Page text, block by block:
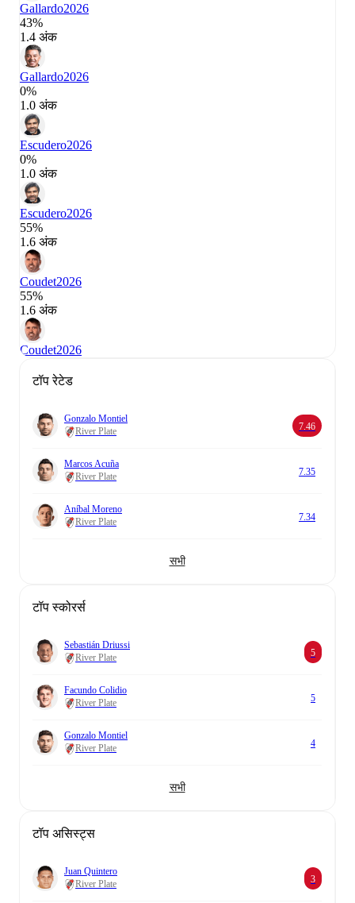
Gallardo2026
43%
1.4 अंक
Gallardo2026
0%
1.0 अंक
Escudero2026
0%
1.0 अंक
Escudero2026
55%
1.6 अंक
Coudet2026
55%
1.6 अंक
Coudet2026
टॉप रेटेड
Gonzalo Montiel
River Plate
7.46
Marcos Acuña
River Plate
7.35
Aníbal Moreno
River Plate
7.34
सभी
टॉप स्कोरर्स
Sebastián Driussi
River Plate
5
Facundo Colidio
River Plate
5
Gonzalo Montiel
River Plate
4
सभी
टॉप असिस्ट्स
Juan Quintero
River Plate
3